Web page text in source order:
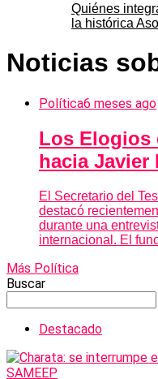
Quiénes
la histórica
Noticias
Política6 meses ago
Los Elogios
hacia Javier
El Secretario del
destacó
durante una
internacional. El
Más Política
Buscar
Destacado